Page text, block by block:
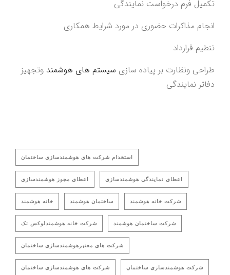
تکمیل فرم درخواست نمایندگی
انجام مذاکرات حضوری در مورد شرایط همکاری
تنطیم قرارداد
طراحی ونظارت بر پیاده سازی سیستم های هوشمند وتجهیز
دفاتر نمایندگی
استخدام شرکت های هوشمندسازی ساختمان
اعطای مجوز هوشمندسازی اعطای نمایندگی هوشمندسازی
خانه هوشمند ساختمان هوشمند شرکت خانه هوشمند
شرکت خانه هوشمندلوکس تک شرکت ساختمان هوشمند
شرکت های معتبرهوشمندسازی ساختمان
شرکت های هوشمندسازی ساختمان شرکت هوشمندسازی ساختمان